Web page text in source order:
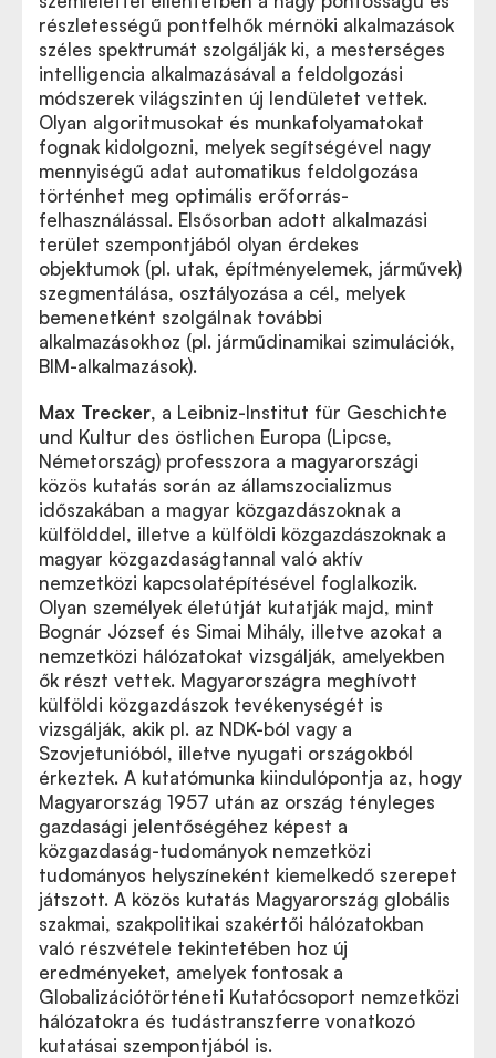
részletességű pontfelhők mérnöki alkalmazások
széles spektrumát szolgálják ki, a mesterséges
intelligencia alkalmazásával a feldolgozási
módszerek világszinten új lendületet vettek.
Olyan algoritmusokat és munkafolyamatokat
fognak kidolgozni, melyek segítségével nagy
mennyiségű adat automatikus feldolgozása
történhet meg optimális erőforrás-
felhasználással. Elsősorban adott alkalmazási
terület szempontjából olyan érdekes
objektumok (pl. utak, építményelemek, járművek)
szegmentálása, osztályozása a cél, melyek
bemenetként szolgálnak további
alkalmazásokhoz (pl. járműdinamikai szimulációk,
BIM-alkalmazások).
Max Trecker, a Leibniz-Institut für Geschichte
und Kultur des östlichen Europa (Lipcse,
Németország) professzora a magyarországi
közös kutatás során az államszocializmus
időszakában a magyar közgazdászoknak a
külfölddel, illetve a külföldi közgazdászoknak a
magyar közgazdaságtannal való aktív
nemzetközi kapcsolatépítésével foglalkozik.
Olyan személyek életútját kutatják majd, mint
Bognár József és Simai Mihály, illetve azokat a
nemzetközi hálózatokat vizsgálják, amelyekben
ők részt vettek. Magyarországra meghívott
külföldi közgazdászok tevékenységét is
vizsgálják, akik pl. az NDK-ból vagy a
Szovjetunióból, illetve nyugati országokból
érkeztek. A kutatómunka kiindulópontja az, hogy
Magyarország 1957 után az ország tényleges
gazdasági jelentőségéhez képest a
közgazdaság-tudományok nemzetközi
tudományos helyszíneként kiemelkedő szerepet
játszott. A közös kutatás Magyarország globális
szakmai, szakpolitikai szakértői hálózatokban
való részvétele tekintetében hoz új
eredményeket, amelyek fontosak a
Globalizációtörténeti Kutatócsoport nemzetközi
hálózatokra és tudástranszferre vonatkozó
kutatásai szempontjából is.